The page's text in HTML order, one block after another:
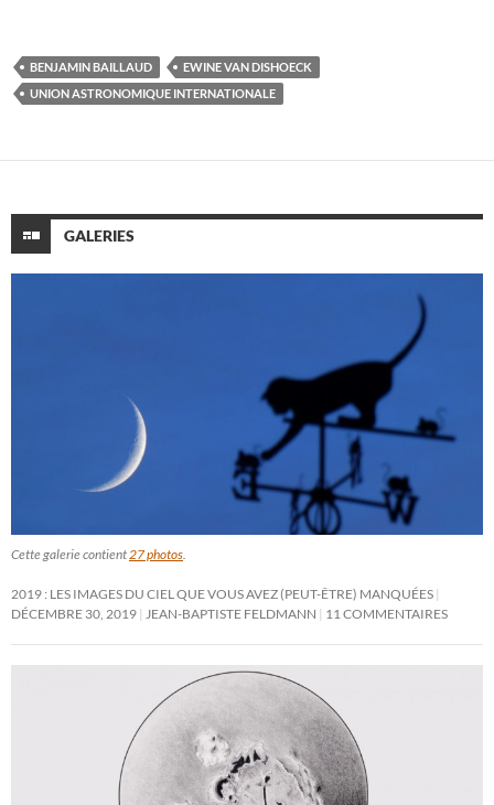
BENJAMIN BAILLAUD
EWINE VAN DISHOECK
UNION ASTRONOMIQUE INTERNATIONALE
GALERIES
Cette galerie contient 27 photos
2019 : LES IMAGES DU CIEL QUE VOUS AVEZ (PEUT-ÊTRE) MANQUÉES
DÉCEMBRE 30, 2019
JEAN-BAPTISTE FELDMANN 11 COMMENTAIRES